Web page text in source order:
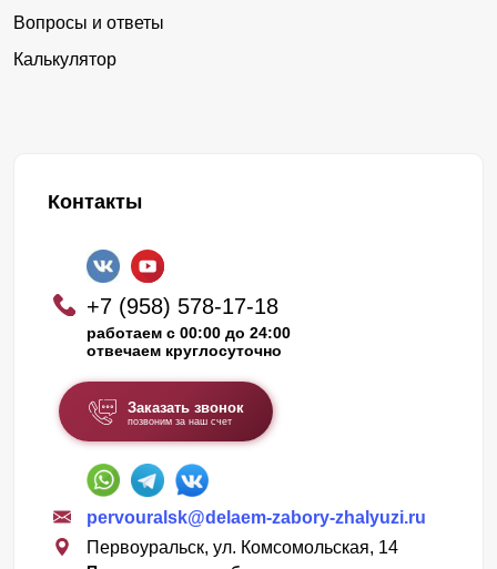
Вопросы и ответы
Калькулятор
Контакты
+7 (958) 578-17-18
работаем с 00:00 до 24:00
отвечаем круглосуточно
Заказать звонок
позвоним за наш счет
pervouralsk@delaem-zabory-zhalyuzi.ru
Первоуральск, ул. Комсомольская, 14